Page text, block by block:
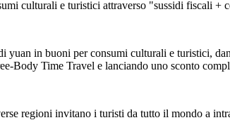
culturali e turistici attraverso "sussidi fiscali +
yuan in buoni per consumi culturali e turistici,
Body Time Travel e lanciando uno sconto
regioni invitano i turisti da tutto il mondo a